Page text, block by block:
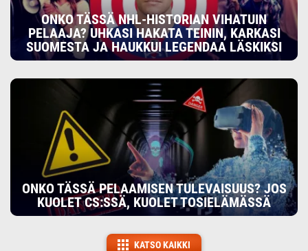
ONKO TÄSSÄ NHL-HISTORIAN VIHATUIN
PELAAJA? UHKASI HAKATA TEININ, KARKASI
SUOMESTA JA HAUKKUI LEGENDAA LÄSKIKSI
ONKO TÄSSÄ PELAAMISEN TULEVAISUUS? JOS
KUOLET CS:SSÄ, KUOLET TOSIELÄMÄSSÄ
KATSO KAIKKI